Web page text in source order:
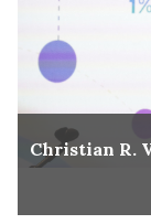
Christian R.